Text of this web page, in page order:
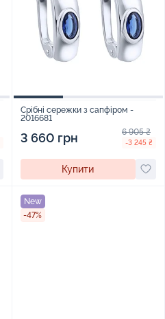
Срібні сережки з сапфіром -
2016681
3 660 грн 6 905 ₴
-3 245 ₴
Купити
New
-47%